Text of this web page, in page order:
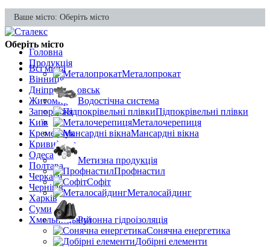
Ваше місто: Оберіть місто
Оберіть місто
Всі міста
Вінниця
Дніпропетровськ
Житомир
Запоріжжя
Київ
Кременчук
Кривий Ріг
Одеса
Полтава
Черкаси
Чернігів
Харків
Суми
Хмельницький
Головна
Продукція
Металопрокат
Водостічна система
Підпокрівельні плівки
Металочерепиця
Мансардні вікна
Метизна продукція
Профнастил
Софіт
Металосайдинг
Рулонна гідроізоляція
Сонячна енергетика
Добірні елементи